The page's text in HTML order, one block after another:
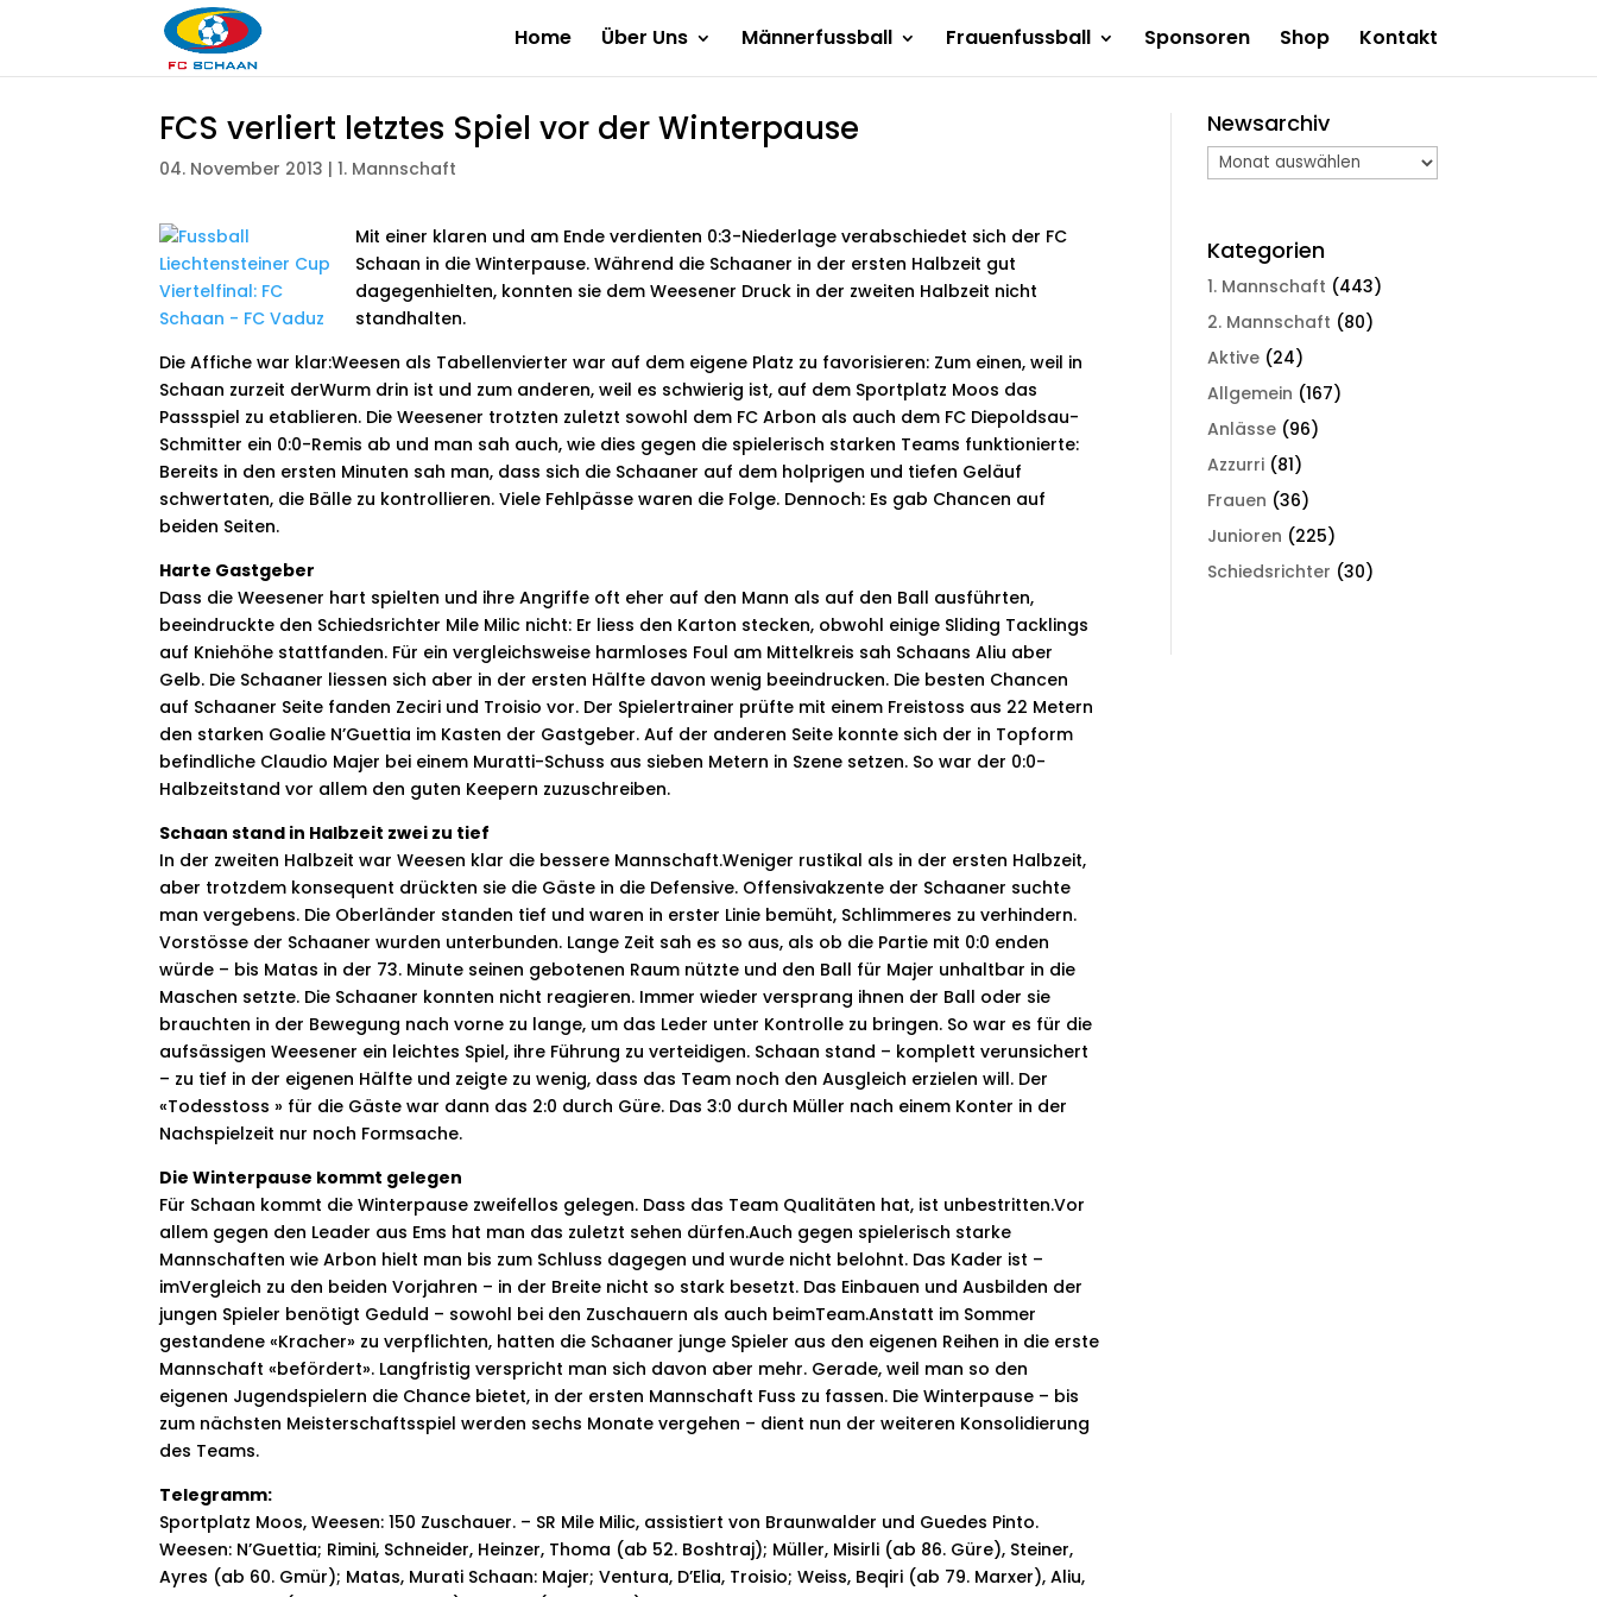
Home Über Uns Männerfussball Frauenfussball Sponsoren Shop Kontakt
FCS verliert letztes Spiel vor der Winterpause
04. November 2013 |1. Mannschaft
Mit einer klaren und am Ende verdienten 0:3-Niederlage verabschiedet sich der FC
Schaan in die Winterpause. Während die Schaaner in der ersten Halbzeit gut
dagegenhielten, konnten sie dem Weesener Druck in der zweiten Halbzeit nicht
standhalten.
Die Affiche war klar:Weesen als Tabellenvierter war auf dem eigene Platz zu favorisieren: Zum einen, weil in
Schaan zurzeit derWurm drin ist und zum anderen, weil es schwierig ist, auf dem Sportplatz Moos das
Passspiel zu etablieren. Die Weesener trotzten zuletzt sowohl dem FC Arbon als auch dem FC Diepoldsau-
Schmitter ein 0:0-Remis ab und man sah auch, wie dies gegen die spielerisch starken Teams funktionierte:
Bereits in den ersten Minuten sah man, dass sich die Schaaner auf dem holprigen und tiefen Geläuf
schwertaten, die Bälle zu kontrollieren. Viele Fehlpässe waren die Folge. Dennoch: Es gab Chancen auf
beiden Seiten.
Harte Gastgeber
Dass die Weesener hart spielten und ihre Angriffe oft eher auf den Mann als auf den Ball ausführten,
beeindruckte den Schiedsrichter Mile Milic nicht: Er liess den Karton stecken, obwohl einige Sliding Tacklings
auf Kniehöhe stattfanden. Für ein vergleichsweise harmloses Foul am Mittelkreis sah Schaans Aliu aber
Gelb. Die Schaaner liessen sich aber in der ersten Hälfte davon wenig beeindrucken. Die besten Chancen
auf Schaaner Seite fanden Zeciri und Troisio vor. Der Spielertrainer prüfte mit einem Freistoss aus 22 Metern
den starken Goalie N’Guettia im Kasten der Gastgeber. Auf der anderen Seite konnte sich der in Topform
befindliche Claudio Majer bei einem Muratti-Schuss aus sieben Metern in Szene setzen. So war der 0:0-
Halbzeitstand vor allem den guten Keepern zuzuschreiben.
Schaan stand in Halbzeit zwei zu tief
In der zweiten Halbzeit war Weesen klar die bessere Mannschaft.Weniger rustikal als in der ersten Halbzeit,
aber trotzdem konsequent drückten sie die Gäste in die Defensive. Offensivakzente der Schaaner suchte
man vergebens. Die Oberländer standen tief und waren in erster Linie bemüht, Schlimmeres zu verhindern.
Vorstösse der Schaaner wurden unterbunden. Lange Zeit sah es so aus, als ob die Partie mit 0:0 enden
würde – bis Matas in der 73. Minute seinen gebotenen Raum nützte und den Ball für Majer unhaltbar in die
Maschen setzte. Die Schaaner konnten nicht reagieren. Immer wieder versprang ihnen der Ball oder sie
brauchten in der Bewegung nach vorne zu lange, um das Leder unter Kontrolle zu bringen. So war es für die
aufsässigen Weesener ein leichtes Spiel, ihre Führung zu verteidigen. Schaan stand – komplett verunsichert
– zu tief in der eigenen Hälfte und zeigte zu wenig, dass das Team noch den Ausgleich erzielen will. Der
«Todesstoss » für die Gäste war dann das 2:0 durch Güre. Das 3:0 durch Müller nach einem Konter in der
Nachspielzeit nur noch Formsache.
Die Winterpause kommt gelegen
Für Schaan kommt die Winterpause zweifellos gelegen. Dass das Team Qualitäten hat, ist unbestritten.Vor
allem gegen den Leader aus Ems hat man das zuletzt sehen dürfen.Auch gegen spielerisch starke
Mannschaften wie Arbon hielt man bis zum Schluss dagegen und wurde nicht belohnt. Das Kader ist –
imVergleich zu den beiden Vorjahren – in der Breite nicht so stark besetzt. Das Einbauen und Ausbilden der
jungen Spieler benötigt Geduld – sowohl bei den Zuschauern als auch beimTeam.Anstatt im Sommer
gestandene «Kracher» zu verpflichten, hatten die Schaaner junge Spieler aus den eigenen Reihen in die erste
Mannschaft «befördert». Langfristig verspricht man sich davon aber mehr. Gerade, weil man so den
eigenen Jugendspielern die Chance bietet, in der ersten Mannschaft Fuss zu fassen. Die Winterpause – bis
zum nächsten Meisterschaftsspiel werden sechs Monate vergehen – dient nun der weiteren Konsolidierung
des Teams.
Telegramm:
Sportplatz Moos, Weesen: 150 Zuschauer. – SR Mile Milic, assistiert von Braunwalder und Guedes Pinto.
Weesen: N’Guettia; Rimini, Schneider, Heinzer, Thoma (ab 52. Boshtraj); Müller, Misirli (ab 86. Güre), Steiner,
Ayres (ab 60. Gmür); Matas, Murati Schaan: Majer; Ventura, D’Elia, Troisio; Weiss, Beqiri (ab 79. Marxer), Aliu,
Newsarchiv
Newsarchiv
Kategorien
1. Mannschaft (443)
2. Mannschaft (80)
Aktive (24)
Allgemein (167)
Anlässe (96)
Azzurri (81)
Frauen (36)
Junioren (225)
Schiedsrichter (30)